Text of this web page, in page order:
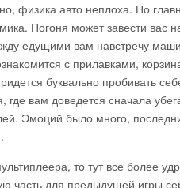
физика авто неплоха. Но
Погоня может завести вас
едущими вам навстречу
с прилавками,
буквально пробивать
где вам доведется сначала
Эмоций было много,
.
то тут все более
часть для предыдущей игры